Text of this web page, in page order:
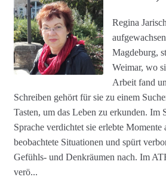
Regina
Magdeburg,
Weimar, wo
Arbeit fand
Schreiben gehört für sie zu einem
Tasten, um das Leben zu erkunden. Im
Sprache verdichtet sie erlebte Momente
beobachtete Situationen und spürt
Gefühls- und Denkräumen nach. Im
verö...